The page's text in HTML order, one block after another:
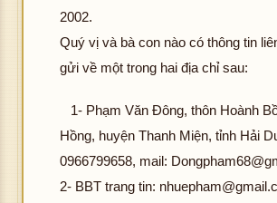
2002.
Quý vị và bà con nào có thông tin
gửi về một trong hai địa chỉ sau:
1- Phạm Văn Đông, thôn Hoành
Hồng, huyện Thanh Miện, tỉnh Hải
0966799658, mail:
2- BBT trang tin: